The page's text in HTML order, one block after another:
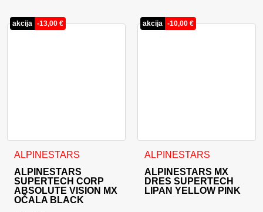
akcija -13,00 €
ALPINESTARS
ALPINESTARS
SUPERTECH CORP
ABSOLUTE VISION MX
OČALA BLACK
akcija -10,00 €
ALPINESTARS
ALPINESTARS MX
DRES SUPERTECH
LIPAN YELLOW PINK
Ta izdelek ima več različic.